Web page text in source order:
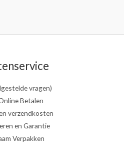
vragen)
Betalen
verzendkosten
en Garantie
Verpakken